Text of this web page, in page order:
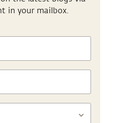
in your mailbox.